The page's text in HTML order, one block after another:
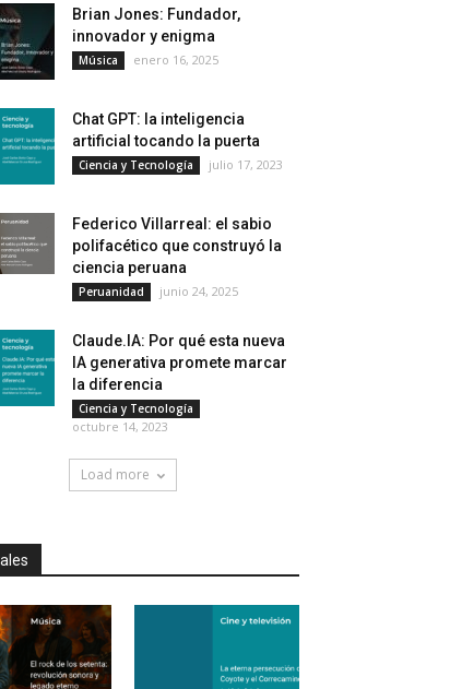
Brian Jones: Fundador,
innovador y enigma
Música enero 16, 2025
Chat GPT: la inteligencia
artificial tocando la puerta
Ciencia y Tecnología julio 17, 2023
Federico Villarreal: el sabio
polifacético que construyó la
ciencia peruana
Peruanidad junio 24, 2025
Claude.IA: Por qué esta nueva
IA generativa promete marcar
la diferencia
Ciencia y Tecnología
octubre 14, 2023
Load more